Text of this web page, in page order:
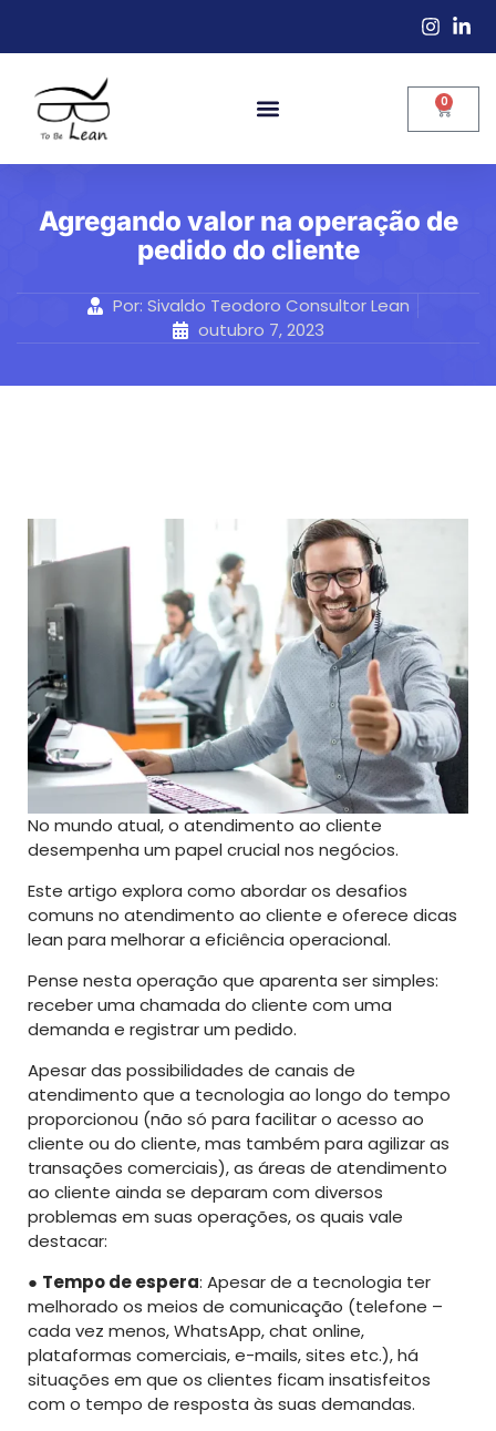
0
Agregando valor na operação de
pedido do cliente
Por: Sivaldo Teodoro Consultor Lean
outubro 7, 2023
No mundo atual, o atendimento ao cliente
desempenha um papel crucial nos negócios.
Este artigo explora como abordar os desafios
comuns no atendimento ao cliente e oferece dicas
lean para melhorar a eficiência operacional.
Pense nesta operação que aparenta ser simples:
receber uma chamada do cliente com uma
demanda e registrar um pedido.
Apesar das possibilidades de canais de
atendimento que a tecnologia ao longo do tempo
proporcionou (não só para facilitar o acesso ao
cliente ou do cliente, mas também para agilizar as
transações comerciais), as áreas de atendimento
ao cliente ainda se deparam com diversos
problemas em suas operações, os quais vale
destacar:
● Tempo de espera: Apesar de a tecnologia ter
melhorado os meios de comunicação (telefone –
cada vez menos, WhatsApp, chat online,
plataformas comerciais, e-mails, sites etc.), há
situações em que os clientes ficam insatisfeitos
com o tempo de resposta às suas demandas.